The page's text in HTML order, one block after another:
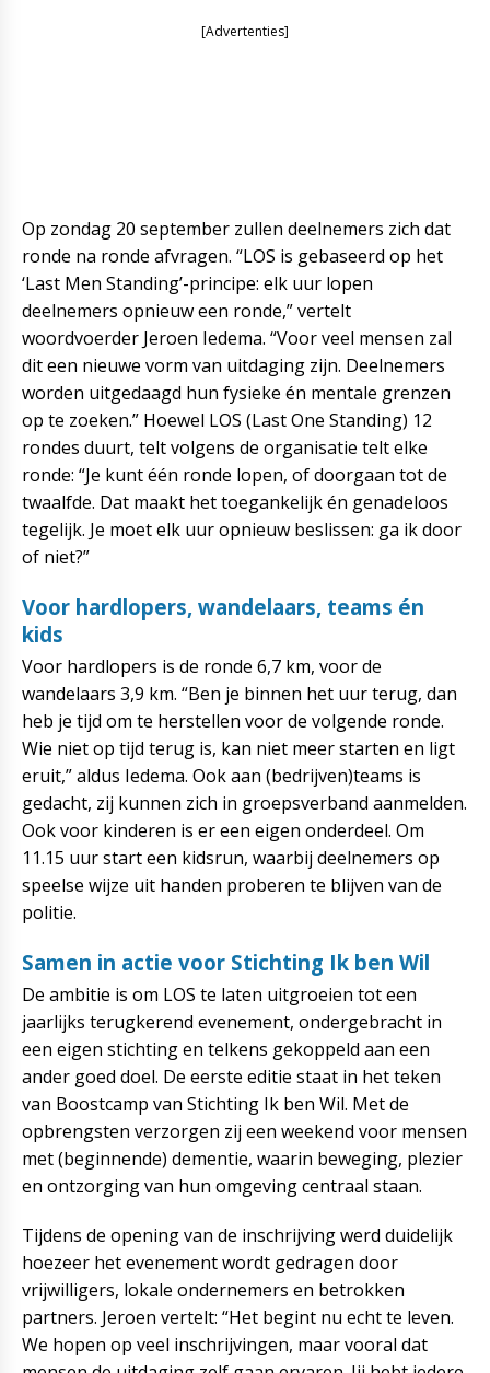
[Advertenties]
Op zondag 20 september zullen deelnemers zich dat
ronde na ronde afvragen. “LOS is gebaseerd op het
‘Last Men Standing’-principe: elk uur lopen
deelnemers opnieuw een ronde,” vertelt
woordvoerder Jeroen Iedema. “Voor veel mensen zal
dit een nieuwe vorm van uitdaging zijn. Deelnemers
worden uitgedaagd hun fysieke én mentale grenzen
op te zoeken.” Hoewel LOS (Last One Standing) 12
rondes duurt, telt volgens de organisatie telt elke
ronde: “Je kunt één ronde lopen, of doorgaan tot de
twaalfde. Dat maakt het toegankelijk én genadeloos
tegelijk. Je moet elk uur opnieuw beslissen: ga ik door
of niet?”
Voor hardlopers, wandelaars, teams én
kids
Voor hardlopers is de ronde 6,7 km, voor de
wandelaars 3,9 km. “Ben je binnen het uur terug, dan
heb je tijd om te herstellen voor de volgende ronde.
Wie niet op tijd terug is, kan niet meer starten en ligt
eruit,” aldus Iedema. Ook aan (bedrijven)teams is
gedacht, zij kunnen zich in groepsverband aanmelden.
Ook voor kinderen is er een eigen onderdeel. Om
11.15 uur start een kidsrun, waarbij deelnemers op
speelse wijze uit handen proberen te blijven van de
politie.
Samen in actie voor Stichting Ik ben Wil
De ambitie is om LOS te laten uitgroeien tot een
jaarlijks terugkerend evenement, ondergebracht in
een eigen stichting en telkens gekoppeld aan een
ander goed doel. De eerste editie staat in het teken
van Boostcamp van Stichting Ik ben Wil. Met de
opbrengsten verzorgen zij een weekend voor mensen
met (beginnende) dementie, waarin beweging, plezier
en ontzorging van hun omgeving centraal staan.
Tijdens de opening van de inschrijving werd duidelijk
hoezeer het evenement wordt gedragen door
vrijwilligers, lokale ondernemers en betrokken
partners. Jeroen vertelt: “Het begint nu echt te leven.
We hopen op veel inschrijvingen, maar vooral dat